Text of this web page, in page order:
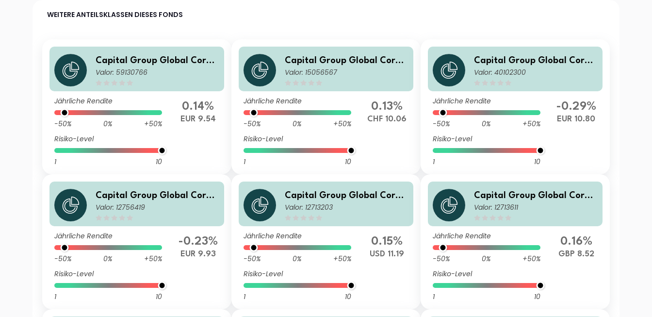
WEITERE ANTEILSKLASSEN DIESES FONDS
Capital Group Global Corpo
rate Bond Fund (LUX) Ph-EU
Valor: 59130766
Jährliche Rendite
-50% 0%
+50%
Risiko-Level
1 10
0.14%
EUR 9.54
Capital Group Global Corpo
rate Bond Fund (LUX) Ph-CH
Valor: 15056567
Jährliche Rendite
-50% 0%
+50%
Risiko-Level
1 10
0.13%
CHF 10.06
Capital Group Global Corpo
rate Bond Fund (LUX) B
Valor: 40102300
Jährliche Rendite
-50% 0%
+50%
Risiko-Level
1 10
-0.29%
EUR 10.80
Capital Group Global Corpo
rate Bond Fund (LUX) Sd
Valor: 12756419
Jährliche Rendite
-50% 0%
+50%
Risiko-Level
1 10
-0.23%
EUR 9.93
Capital Group Global Corpo
rate Bond Fund (LUX) Pfdm
Valor: 12713203
Jährliche Rendite
-50% 0%
+50%
Risiko-Level
1 10
0.15%
USD 11.19
Capital Group Global Corpo
rate Bond Fund (LUX) Bfdmh
Valor: 12713611
Jährliche Rendite
-50% 0%
+50%
Risiko-Level
1 10
0.16%
GBP 8.52